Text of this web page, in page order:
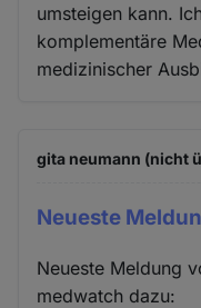
umsteigen kann.
komplementäre
medizinischer
gita neumann (nicht
Neueste
Neueste Meldung
medwatch dazu: